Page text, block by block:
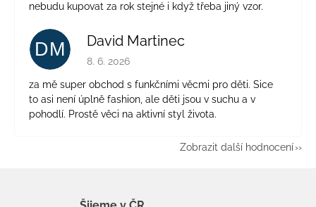
nebudu kupovat za rok stejné i když třeba jiný vzor.
DM David Martinec
Hodnocení obchodu je 5 z 5 hvězdiček.
8. 6. 2026
za mě super obchod s funkčními věcmi pro děti. Sice
to asi není úplně fashion, ale děti jsou v suchu a v
pohodlí. Prostě věci na aktivní styl života.
Zobrazit další hodnocení